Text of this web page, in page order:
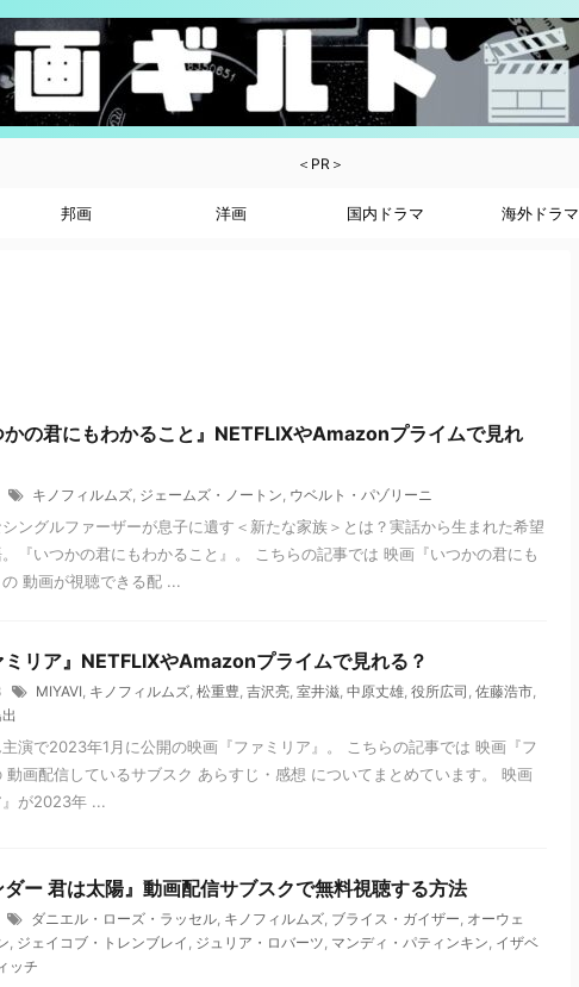
＜PR＞
邦画 洋画 国内ドラマ 海外ドラマ
かの君にもわかること』NETFLIXやAmazonプライムで見れ
キノフィルムズ, ジェームズ・ノートン, ウベルト・パゾリーニ
ングルファーザーが息子に遺す＜新たな家族＞とは？実話から生まれた希望
『いつかの君にもわかること』。 こちらの記事では 映画『いつかの君にも
動画が視聴できる配 ...
ミリア』NETFLIXやAmazonプライムで見れる？
MIYAVI, キノフィルムズ, 松重豊, 吉沢亮, 室井滋, 中原丈雄, 役所広司 , 佐藤浩市,
演で2023年1月に公開の映画『ファミリア』。 こちらの記事では 映画『フ
動画配信しているサブスク あらすじ・感想 についてまとめています。 映画
』が2023年 ...
ー 君は太陽』動画配信サブスクで無料視聴する方法
ダニエル・ローズ・ラッセル, キノフィルムズ, ブライス・ガイザー, オーウェ
, ジェイコブ・トレンブレイ , ジュリア・ロバーツ, マンディ・パティンキン, イザベ
ッチ